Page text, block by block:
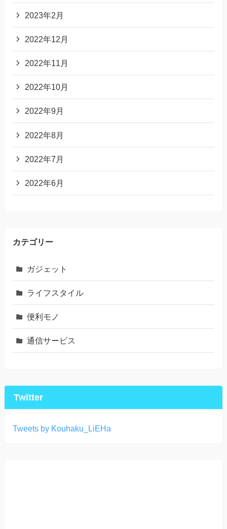
2023年2月
2022年12月
2022年11月
2022年10月
2022年9月
2022年8月
2022年7月
2022年6月
カテゴリー
ガジェット
ライフスタイル
便利モノ
通信サービス
Twitter
Tweets by Kouhaku_LiEHa